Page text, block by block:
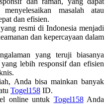
masalah atau
dan efisien.
yang resmi di Indonesia menjadi
dan kepercayaan dalam
yang teruji biasanya
lebih responsif dan efisien
Anda bisa mainkan banyak
Togel158 ID.
online untuk Togel158Anda